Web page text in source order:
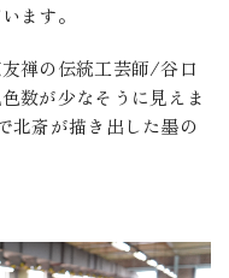
ます。
禅の伝統工芸師/谷口
数が少なそうに見えま
北斎が描き出した墨の